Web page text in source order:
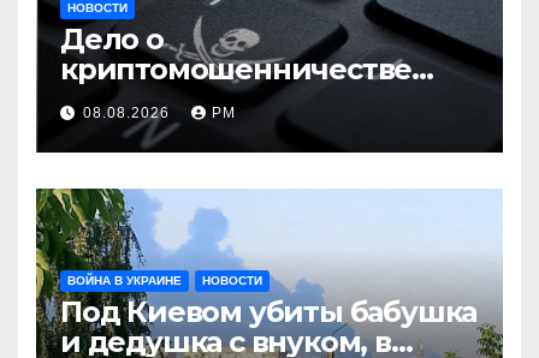
НОВОСТИ
Дело о
криптомошенничестве
оборачивают в содействие
терроризму
08.08.2026 РМ
ВОЙНА В УКРАИНЕ НОВОСТИ
Под Киевом убиты бабушка
и дедушка с внуком, в